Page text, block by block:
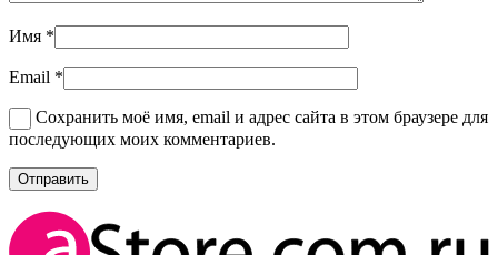
Имя *
Email *
Сохранить моё имя, email и адрес сайта в этом браузере для
последующих моих комментариев.